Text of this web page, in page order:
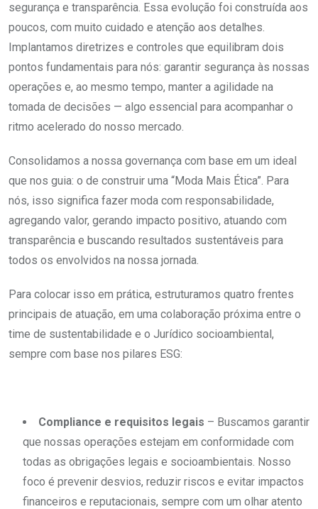
segurança e transparência. Essa evolução foi construída aos
poucos, com muito cuidado e atenção aos detalhes.
Implantamos diretrizes e controles que equilibram dois
pontos fundamentais para nós: garantir segurança às nossas
operações e, ao mesmo tempo, manter a agilidade na
tomada de decisões — algo essencial para acompanhar o
ritmo acelerado do nosso mercado.
Consolidamos a nossa governança com base em um ideal
que nos guia: o de construir uma “Moda Mais Ética”. Para
nós, isso significa fazer moda com responsabilidade,
agregando valor, gerando impacto positivo, atuando com
transparência e buscando resultados sustentáveis para
todos os envolvidos na nossa jornada.
Para colocar isso em prática, estruturamos quatro frentes
principais de atuação, em uma colaboração próxima entre o
time de sustentabilidade e o Jurídico socioambiental,
sempre com base nos pilares ESG:
Compliance e requisitos legais – Buscamos garantir
que nossas operações estejam em conformidade com
todas as obrigações legais e socioambientais. Nosso
foco é prevenir desvios, reduzir riscos e evitar impactos
financeiros e reputacionais, sempre com um olhar atento